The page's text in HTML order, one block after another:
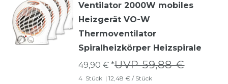
Ventilator 2000W mobiles
Heizgerät VO-W
Thermoventilator
Spiralheizkörper Heizspirale
UVP 59,88 €
49,90 € *
4 Stück | 12,48 € / Stück